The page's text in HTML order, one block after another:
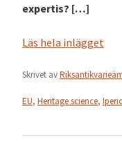
expertis? […]
Läs hela inlägget
Skrivet av
EU, Heritage science,